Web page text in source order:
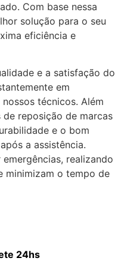
Com base nessa
solução para o seu
eficiência e
e a satisfação do
em
técnicos. Além
reposição de marcas
e o bom
a assistência.
realizando
minimizam o tempo de
24hs